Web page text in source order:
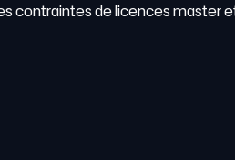
contraintes de licences master